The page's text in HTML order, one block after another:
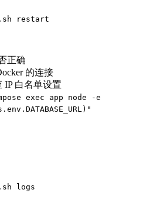
restart
正确
的连接
IP 白名单设置
exec app node -e
logs